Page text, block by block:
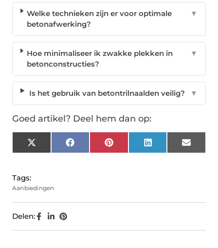
Welke technieken zijn er voor optimale
betonafwerking?
▼
Hoe minimaliseer ik zwakke plekken in
betonconstructies?
▼
Is het gebruik van betontrilnaalden veilig? ▼
Goed artikel? Deel hem dan op:
X
(Twitter)
FacebookPinterest LinkedIn Email
Tags:
Aanbiedingen
Delen: